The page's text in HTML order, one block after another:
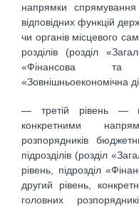
напрямки
відповідних функцій
чи органів місцевого
розділів (розділ
«Фінансова та
«Зовнішньоекономічна
— третій рівень —
конкретними
розпорядників
підрозділів (розділ
рівень, підрозділ
другий рівень,
головних